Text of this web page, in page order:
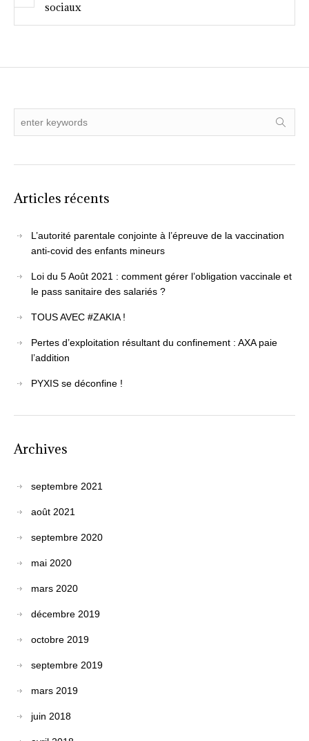
sociaux
Articles récents
L’autorité parentale conjointe à l’épreuve de la vaccination
anti-covid des enfants mineurs
Loi du 5 Août 2021 : comment gérer l’obligation vaccinale et
le pass sanitaire des salariés ?
TOUS AVEC #ZAKIA !
Pertes d’exploitation résultant du confinement : AXA paie
l’addition
PYXIS se déconfine !
Archives
septembre 2021
août 2021
septembre 2020
mai 2020
mars 2020
décembre 2019
octobre 2019
septembre 2019
mars 2019
juin 2018